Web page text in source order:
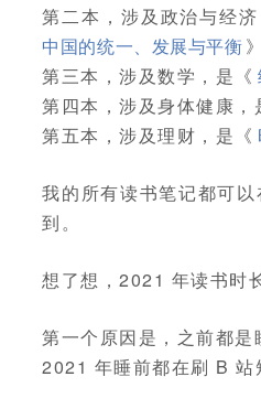
第二本，涉及政治与经
中国的统一、发展与平衡
第三本，涉及数学，是《
第四本，涉及身体健康，
第五本，涉及理财，是《
我的所有读书笔记都可以
到。
想了想，2021 年读书时
第一个原因是，之前都是
2021 年睡前都在刷 B 站